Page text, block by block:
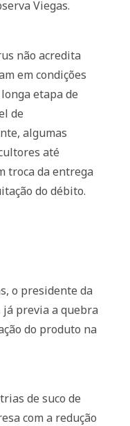
Viegas.
não acredita
em condições
etapa de
de
algumas
até
troca da entrega
do débito.
o presidente da
já previa a quebra
do produto na
de suco de
com a redução